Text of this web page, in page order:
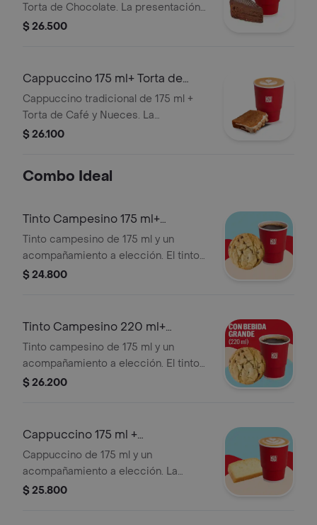
Torta de Chocolate. La presentación
del Cappuccino puede variar
transporte para pedidos a domicilio.
$ 26.500
Cappuccino 175 ml+ Torta de
Café
Cappuccino tradicional de 175 ml +
Torta de Café y Nueces. La
presentación del Cappuccino puede
durante el transporte para pedidos a
$ 26.100
Combo Ideal
Tinto Campesino 175 ml+
Acompañamiento
Tinto campesino de 175 ml y un
acompañamiento a elección. El tinto
contiene panela, canela y clavos.
$ 24.800
Tinto Campesino 220 ml+
Acompañamiento
Tinto campesino de 175 ml y un
acompañamiento a elección. El tinto
contiene panela, canela y clavos.
$ 26.200
Cappuccino 175 ml +
Acompañamiento
Cappuccino de 175 ml y un
acompañamiento a elección. La
presentación del Cappuccino puede
$ 25.800